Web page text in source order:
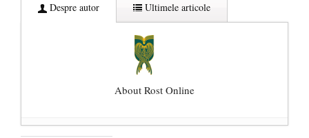
Despre autor Ultimele articole
About Rost Online